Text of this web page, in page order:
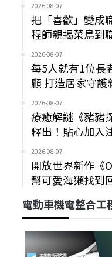
2026-08-07
把「喜歡」變成
程師親揭菜鳥到
2026-08-07
每5人就有1位長
顧 打造居家守護
2026-08-07
療癒解謎《豬豬
釋出！貼心加入
2026-08-07
開放世界新作《
幫可愛海獺找到
電動車機電整合工